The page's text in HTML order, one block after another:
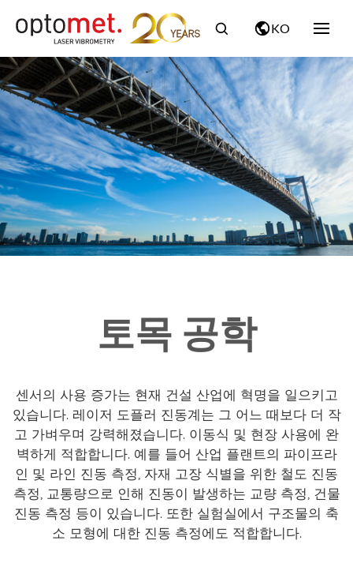
KO
토목 공학
센서의 사용 증가는 현재 건설 산업에 혁명을 일으키고
있습니다. 레이저 도플러 진동계는 그 어느 때보다 더 작
고 가벼우며 강력해졌습니다. 이동식 및 현장 사용에 완
벽하게 적합합니다. 예를 들어 산업 플랜트의 파이프라
인 및 라인 진동 측정, 자재 고장 식별을 위한 철도 진동
측정, 교통량으로 인해 진동이 발생하는 교량 측정, 건물
진동 측정 등이 있습니다. 또한 실험실에서 구조물의 축
소 모형에 대한 진동 측정에도 적합합니다.